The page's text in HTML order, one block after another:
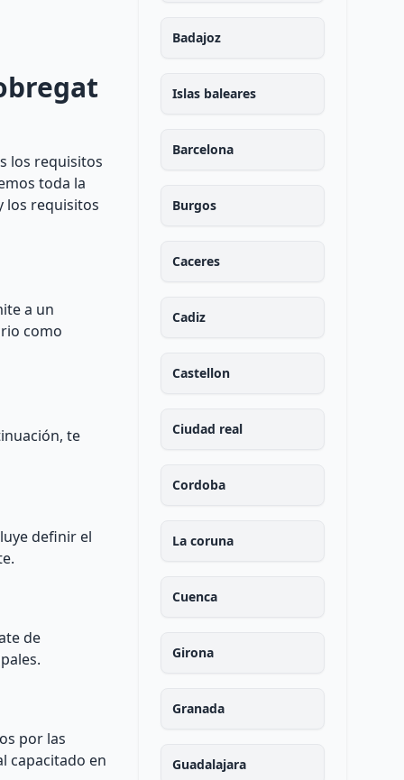
los requisitos
toda la
los requisitos
a un
como
te
definir el
de
por las
capacitado en
Badajoz
Islas baleares
Barcelona
Burgos
Caceres
Cadiz
Castellon
Ciudad real
Cordoba
La coruna
Cuenca
Girona
Granada
Guadalajara